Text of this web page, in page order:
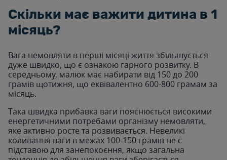
Скільки має важити дитина в 1
місяць?
Вага немовляти в перші місяці життя збільшується
дуже швидко, що є ознакою гарного розвитку. В
середньому, малюк має набирати від 150 до 200
грамів щотижня, що еквівалентно 600-800 грамам за
місяць.
Така швидка прибавка ваги пояснюється високими
енергетичними потребами організму немовляти,
яке активно росте та розвивається. Невеликі
коливання ваги в межах 100-150 грамів не є
підставою для занепокоєння, якщо загальна